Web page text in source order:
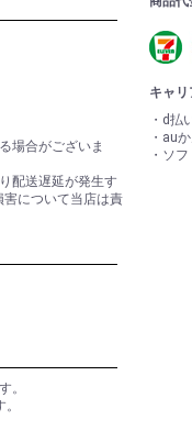
場合がございま
配送遅延が発生す
について当店は責
。
キャ
・d払
・au
・ソ